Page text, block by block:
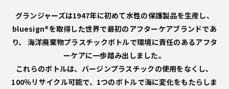
グランジャーズは1947年に初めて水性の保護製品を生産し、
bluesign®を取得した世界で最初のアフターケアブランドであ
り、
海洋廃棄物プラスチックボトルで環境に責任のあるアフタ
ーケアに一歩踏み出しました。
これらのボトルは、バージンプラスチックの使用をなくし、
100％リサイクル可能で、1つのボトルで海に変化をもたらしま